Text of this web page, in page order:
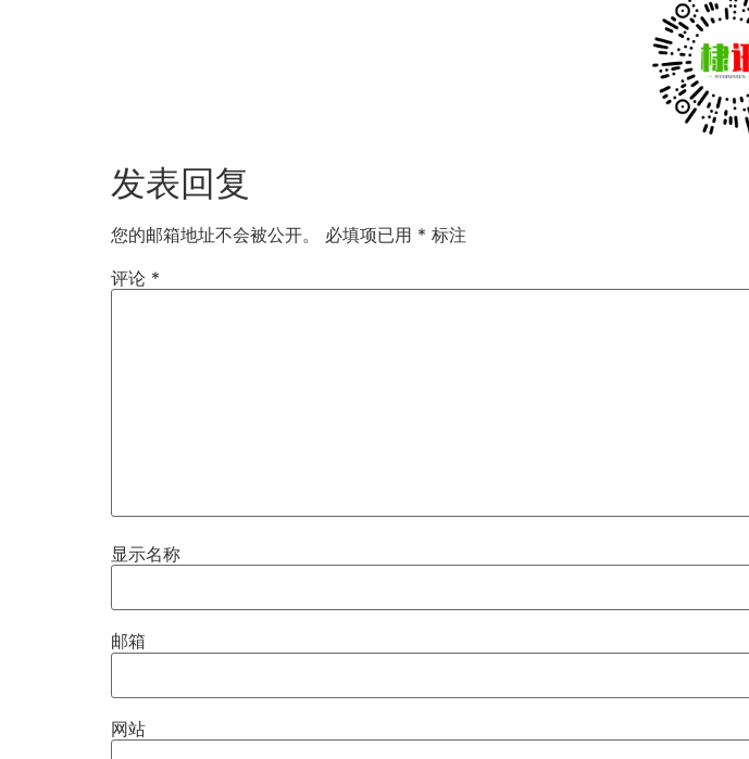
发表回复
您的邮箱地址不会被公开。 必填项已用 * 标注
评论 *
显示名称
邮箱
网站